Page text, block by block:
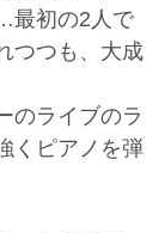
最初の2人で
つつも、大成
のライブのラ
くピアノを弾